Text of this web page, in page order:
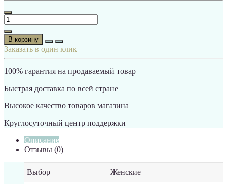
В корзину
Заказать в один клик
100% гарантия на продаваемый товар
Быстрая доставка по всей стране
Высокое качество товаров магазина
Круглосуточный центр поддержки
Описание
Отзывы (0)
Выбор Женские